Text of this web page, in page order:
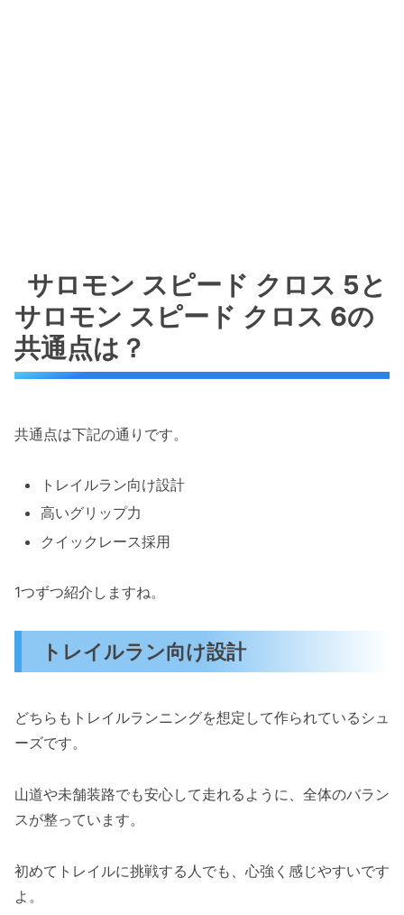
サロモン スピード クロス 5と
サロモン スピード クロス 6の
共通点は？
共通点は下記の通りです。
トレイルラン向け設計
高いグリップ力
クイックレース採用
1つずつ紹介しますね。
トレイルラン向け設計
どちらもトレイルランニングを想定して作られているシュ
ーズです。
山道や未舗装路でも安心して走れるように、全体のバラン
スが整っています。
初めてトレイルに挑戦する人でも、心強く感じやすいです
よ。